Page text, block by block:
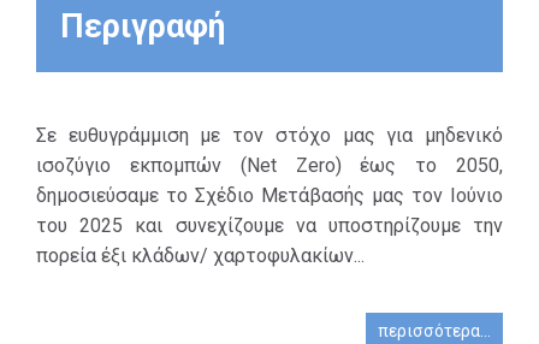
Περιγραφή
Σε ευθυγράμμιση με τον στόχο μας για μηδενικό
ισοζύγιο εκπομπών (Net Zero) έως το 2050,
δημοσιεύσαμε το Σχέδιο Μετάβασής μας τον Ιούνιο
του 2025 και συνεχίζουμε να υποστηρίζουμε την
πορεία έξι κλάδων/ χαρτοφυλακίων...
περισσότερα...